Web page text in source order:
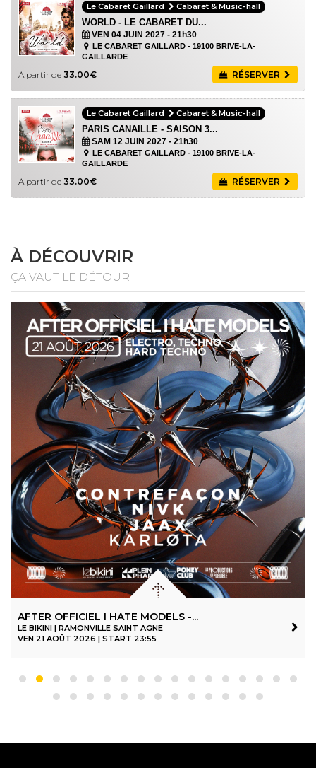
Le Cabaret Gaillard Cabaret & Music-hall
WORLD - LE CABARET DU...
VEN 04 JUIN 2027 - 21h30
LE CABARET GAILLARD - 19100 BRIVE-LA-
GAILLARDE
À partir de 33.00€ RÉSERVER
Le Cabaret Gaillard Cabaret & Music-hall
PARIS CANAILLE - SAISON 3...
SAM 12 JUIN 2027 - 21h30
LE CABARET GAILLARD - 19100 BRIVE-LA-
GAILLARDE
À partir de 33.00€ RÉSERVER
À DÉCOUVRIR
ÇA VAUT LE DÉTOUR
AFTER OFFICIEL I HATE MODELS -...
LE BIKINI | RAMONVILLE SAINT AGNE
VEN 21 AOÛT 2026 | START 23:55